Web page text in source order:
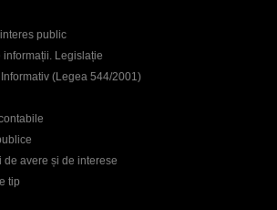
public
informații. Legislație
(Legea 544/2001)
de avere și de interese
tip